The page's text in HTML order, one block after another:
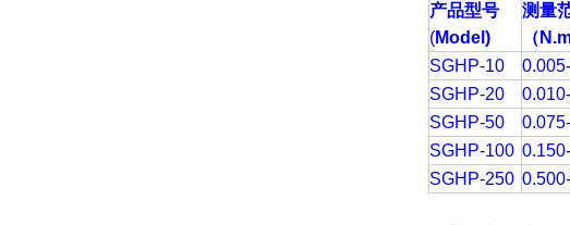
产品型号
(Model)
测量
（
SGHP-10
SGHP-20
SGHP-50
SGHP-100
SGHP-250